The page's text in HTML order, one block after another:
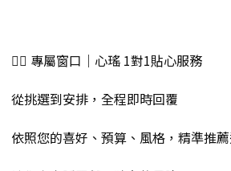
💁‍♀️ 專屬窗口｜心瑤 1對1貼心服務
從挑選到安排，全程即時回覆
依照您的喜好、預算、風格，精準推